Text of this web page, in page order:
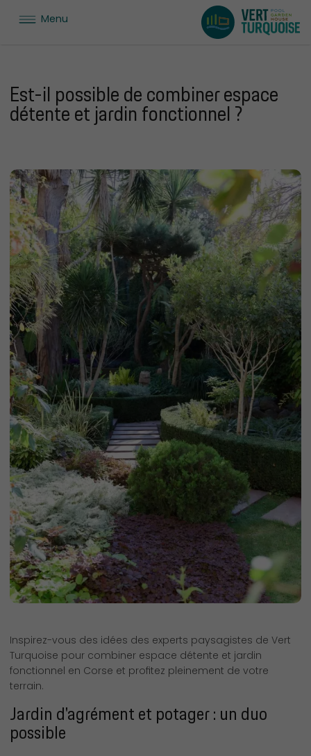
Menu
Est-il possible de combiner espace
détente et jardin fonctionnel ?
Inspirez-vous des idées des experts paysagistes de Vert
Turquoise pour combiner espace détente et jardin
fonctionnel en Corse et profitez pleinement de votre
terrain.
Jardin d'agrément et potager : un duo
possible